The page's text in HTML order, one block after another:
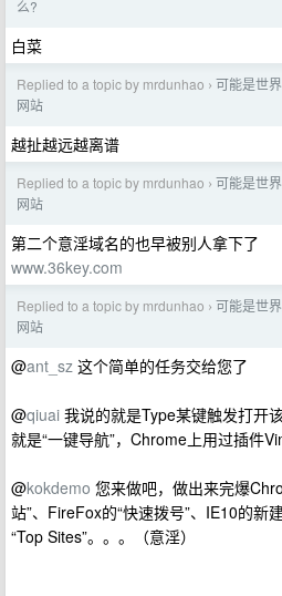
么?
白菜
Replied to a topic by mrdunhao › 可能是世
网站
越扯越远越离谱
Replied to a topic by mrdunhao › 可能是世
网站
第二个意淫域名的也早被别人拿下了
www.36key.com
Replied to a topic by mrdunhao › 可能是世
网站
@ant_sz 这个简单的任务交给您了
@qiuai 我说的就是Type某键触发打开
就是“一键导航”，Chrome上用过插件
@kokdemo 您来做吧，做出来完爆
站”、FireFox的“快速拨号”、IE10的新
“Top Sites”。。。（意淫）